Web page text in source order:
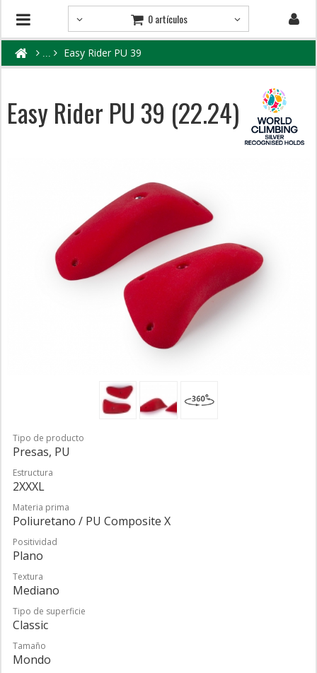
0 artículos
Easy Rider PU 39
Easy Rider PU 39 (22.24)
Tipo de producto
Presas, PU
Estructura
2XXXL
Materia prima
Poliuretano / PU Composite X
Positividad
Plano
Textura
Mediano
Tipo de superficie
Classic
Tamaño
Mondo